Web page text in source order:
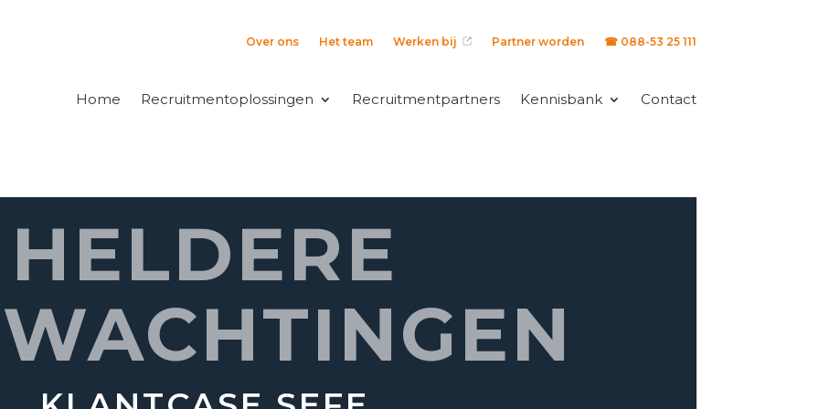
Over ons Het team Werken bij Partner worden ☎ 088-53 25 111
Home Recruitmentoplossingen Recruitmentpartners Kennisbank Contact
HELDERE